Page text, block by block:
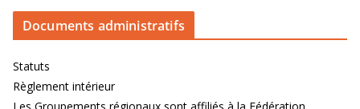
Documents administratifs
Statuts
Règlement intérieur